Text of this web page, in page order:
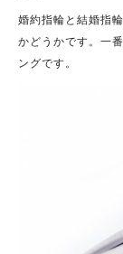
婚約指輪と結婚指
かどうかです。一
ングです。